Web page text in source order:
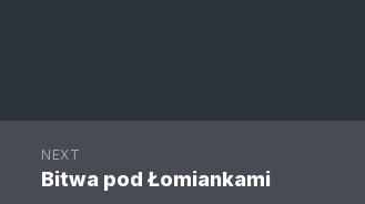
NEXT
Bitwa pod Łomiankami